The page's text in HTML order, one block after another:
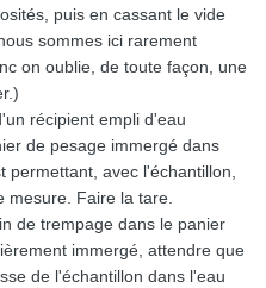
puis en cassant le vide
sommes ici rarement
on oublie, de toute façon, une
récipient empli d'eau
de pesage immergé dans
permettant, avec l'échantillon,
mesure. Faire la tare.
de trempage dans le panier
immergé, attendre que
de l'échantillon dans l'eau